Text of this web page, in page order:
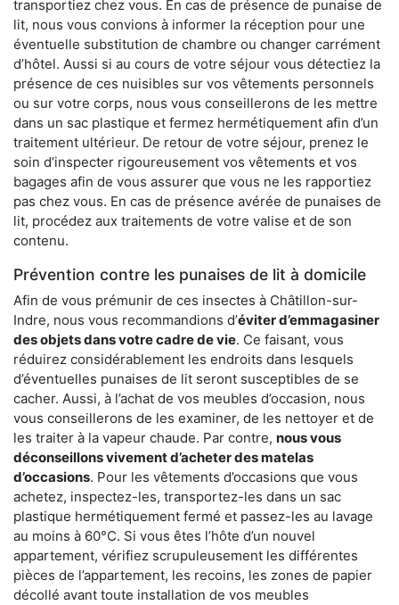
transportiez chez vous. En cas de présence de punaise de
lit, nous vous convions à informer la réception pour une
éventuelle substitution de chambre ou changer carrément
d’hôtel. Aussi si au cours de votre séjour vous détectiez la
présence de ces nuisibles sur vos vêtements personnels
ou sur votre corps, nous vous conseillerons de les mettre
dans un sac plastique et fermez hermétiquement afin d’un
traitement ultérieur. De retour de votre séjour, prenez le
soin d’inspecter rigoureusement vos vêtements et vos
bagages afin de vous assurer que vous ne les rapportiez
pas chez vous. En cas de présence avérée de punaises de
lit, procédez aux traitements de votre valise et de son
contenu.
Prévention contre les punaises de lit à domicile
Afin de vous prémunir de ces insectes à Châtillon-sur-
Indre, nous vous recommandions d’éviter d’emmagasiner
des objets dans votre cadre de vie. Ce faisant, vous
réduirez considérablement les endroits dans lesquels
d’éventuelles punaises de lit seront susceptibles de se
cacher. Aussi, à l’achat de vos meubles d’occasion, nous
vous conseillerons de les examiner, de les nettoyer et de
les traiter à la vapeur chaude. Par contre, nous vous
déconseillons vivement d’acheter des matelas
d’occasions. Pour les vêtements d’occasions que vous
achetez, inspectez-les, transportez-les dans un sac
plastique hermétiquement fermé et passez-les au lavage
au moins à 60°C. Si vous êtes l’hôte d’un nouvel
appartement, vérifiez scrupuleusement les différentes
pièces de l’appartement, les recoins, les zones de papier
décollé avant toute installation de vos meubles